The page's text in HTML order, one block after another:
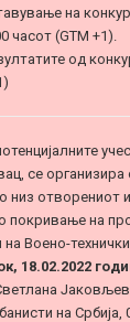
на
часот (GTM +1).
од
се
низ отворениот
покривање на
Воено-
18.02.2022
на Србија,